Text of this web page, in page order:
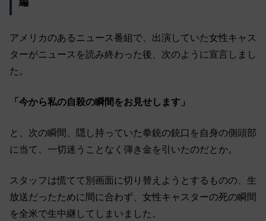
アメリカのあるニュース番組で、出演していた女性キャス
ターがニュースを読み終わった後、次のように宣言しまし
た。
「今から私の自殺の瞬間をお見せします」
と、次の瞬間、隠し持っていた拳銃の銃口を自身の側頭部
に当て、一切迷うことなく弾き金を引いたのだとか。
スタッフは慌てて別画面に切り替えようとするものの、生
放送だったために間に合わず、女性キャスターの死の瞬間
を全米で生中継してしまいました。